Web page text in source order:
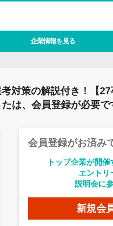
企業情報を見る
対策の解説付き！【
は、会員登録が必要で
会員登録がお済み
トップ企業が開
エントリ
説明会に
新規会